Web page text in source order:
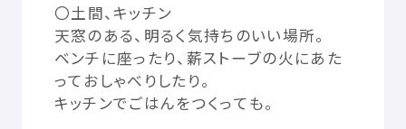
気持ちをはきだす サイト内検索
気に 入り お知
〇土間、キッチン
天窓のある、 明るく 気持ちのいい場所。
ベンチに座ったり、 薪ストーブの火 にあた
っておしゃべりしたり。
キッチンでごはんをつくっても。